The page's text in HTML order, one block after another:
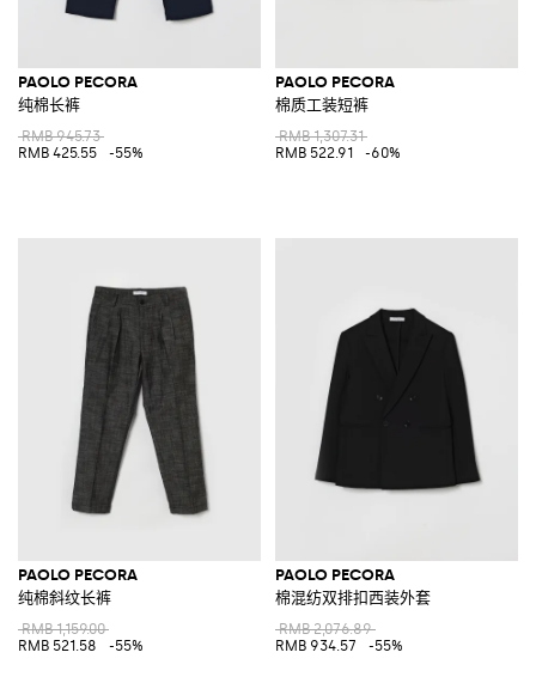
PAOLO PECORA
纯棉长裤
RMB 945.73
RMB 425.55
-55%
PAOLO PECORA
棉质工装短裤
RMB 1,307.31
RMB 522.91
-60%
PAOLO PECORA
纯棉斜纹长裤
RMB 1,159.00
RMB 521.58
-55%
PAOLO PECORA
棉混纺双排扣西装外套
RMB 2,076.89
RMB 934.57
-55%